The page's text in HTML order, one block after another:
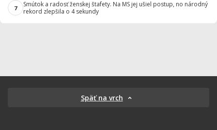
7
Smútok a radosť ženskej štafety. Na MS jej ušiel postup, no národný
rekord zlepšila o 4 sekundy
Späť na vrch